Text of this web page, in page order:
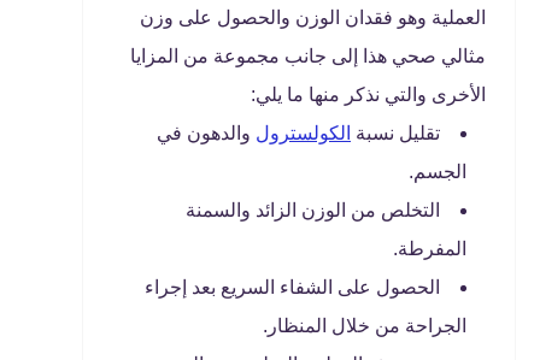
العملية وهو فقدان الوزن والحصول على وزن
مثالي صحي هذا إلى جانب مجموعة من المزايا
الأخرى والتي نذكر منها ما يلي:
تقليل نسبة الكولسترول والدهون في
الجسم.
التخلص من الوزن الزائد والسمنة
المفرطة.
الحصول على الشفاء السريع بعد إجراء
الجراحة من خلال المنظار.